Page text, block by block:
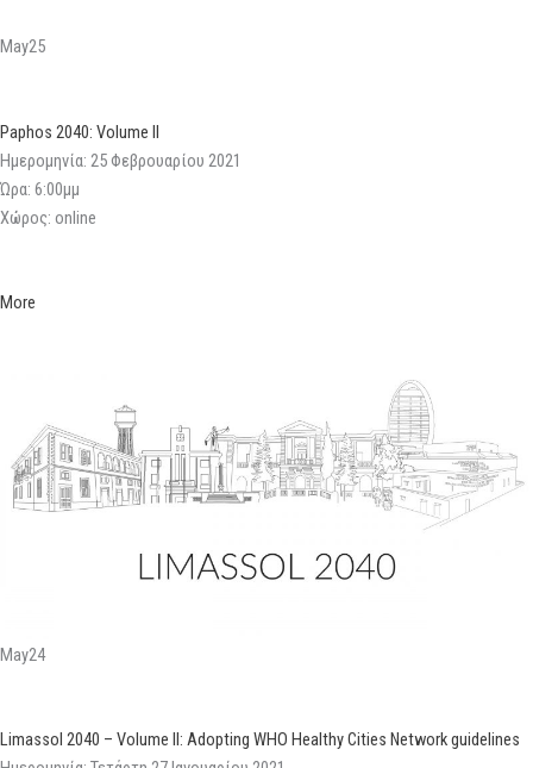
May25
Paphos 2040: Volume II
Ημερομηνία: 25 Φεβρουαρίου 2021
Ώρα: 6:00μμ
Χώρος: online
More
May24
Limassol 2040 – Volume II: Adopting WHO Healthy Cities Network guidelines